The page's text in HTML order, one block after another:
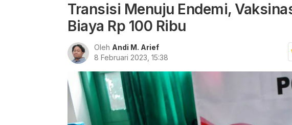
Transisi Menuju Endemi,
Biaya Rp 100 Ribu
Oleh Andi M. Arief
8 Februari 2023, 15:38